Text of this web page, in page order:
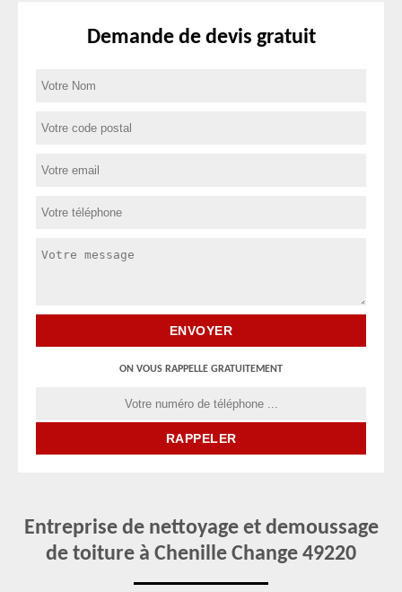
Demande de devis gratuit
ON VOUS RAPPELLE GRATUITEMENT
Entreprise de nettoyage et demoussage
de toiture à Chenille Change 49220